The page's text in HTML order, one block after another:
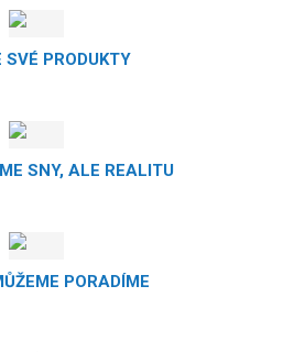
SVÉ PRODUKTY
SNY, ALE REALITU
PORADÍME